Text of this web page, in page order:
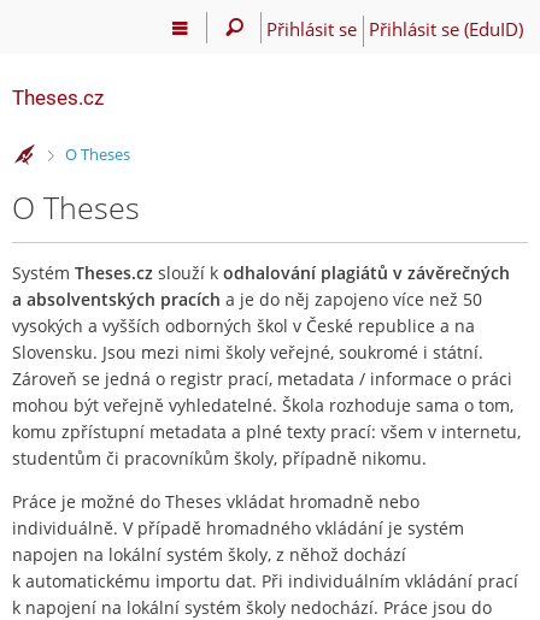
Přihlásit se Přihlásit se (EduID)
Theses.cz
>
O Theses
O Theses
Systém Theses.cz slouží k odhalování plagiátů v závěrečných
a absolventských pracích a je do něj zapojeno více než 50
vysokých a vyšších odborných škol v České republice a na
Slovensku. Jsou mezi nimi školy veřejné, soukromé i státní.
Zároveň se jedná o registr prací, metadata / informace o práci
mohou být veřejně vyhledatelné. Škola rozhoduje sama o tom,
komu zpřístupní metadata a plné texty prací: všem v internetu,
studentům či pracovníkům školy, případně nikomu.
Práce je možné do Theses vkládat hromadně nebo
individuálně. V případě hromadného vkládání je systém
napojen na lokální systém školy, z něhož dochází
k automatickému importu dat. Při individuálním vkládání prací
k napojení na lokální systém školy nedochází. Práce jsou do